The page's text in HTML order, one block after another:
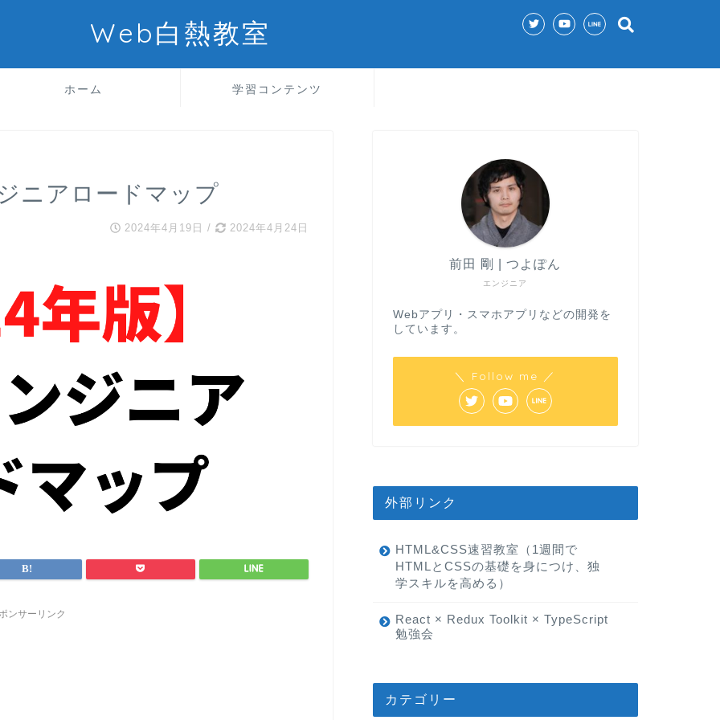
Web白熱教室
ホーム 学習コンテンツ
ニアロードマップ
2024年4月19日 / 2024年4月24日
ンサーリンク
エンジニア
前田 剛 | つよぽん
Webアプリ・スマホアプリなどの開発を
しています。
＼ Follow me ／
外部リンク
HTML&CSS速習教室（1週間で
HTMLとCSSの基礎を身につけ、独
学スキルを高める）
React × Redux Toolkit × TypeScript
勉強会
カテゴリー